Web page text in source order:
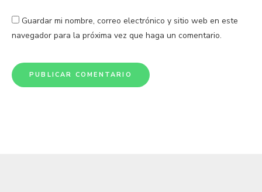
Guardar mi nombre, correo electrónico y sitio web en este
navegador para la próxima vez que haga un comentario.